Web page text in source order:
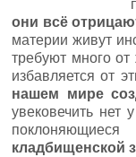
они всё
материи живут
требуют много
избавляется от
нашем мире
увековечить
кладбищенской